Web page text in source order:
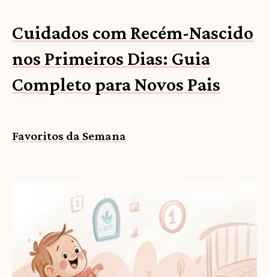
Cuidados com Recém-Nascido
nos Primeiros Dias: Guia
Completo para Novos Pais
Favoritos da Semana